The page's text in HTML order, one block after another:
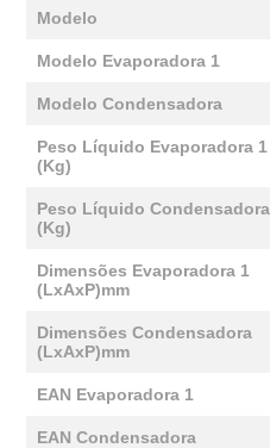
Modelo
Modelo Evaporadora 1
Modelo Condensadora
Peso Líquido Evaporadora 1
(Kg)
Peso Líquido Condensadora
(Kg)
Dimensões Evaporadora 1
(LxAxP)mm
Dimensões Condensadora
(LxAxP)mm
EAN Evaporadora 1
EAN Condensadora